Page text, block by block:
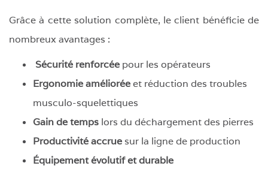
Grâce à cette solution complète, le client bénéficie de
nombreux avantages :
Sécurité renforcée pour les opérateurs
Ergonomie amélioréeet réduction des troubles
musculo-squelettiques
Gain de temps lors du déchargement des pierres
Productivité accrue sur la ligne de production
Équipement évolutif et durable